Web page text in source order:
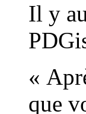
Il y
«
que